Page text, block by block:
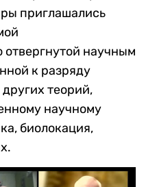
приглашались
научным
к разряду
теорий,
научному
биолокация,